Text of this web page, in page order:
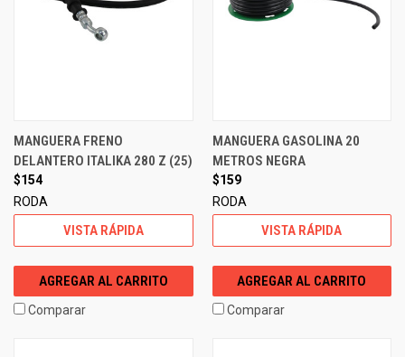
MANGUERA FRENO
DELANTERO ITALIKA 280 Z (25)
$154
RODA
VISTA RÁPIDA
AGREGAR AL CARRITO
Comparar
MANGUERA GASOLINA 20
METROS NEGRA
$159
RODA
VISTA RÁPIDA
AGREGAR AL CARRITO
Comparar